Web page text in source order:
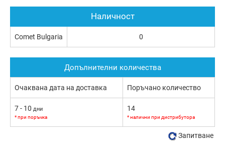
Наличност
Comet Bulgaria 0
Допълнителни количества
Очаквана дата на доставка Поръчано количество
7 - 10 дни
* при поръчка
14
* налични при дистрибутора
Запитване